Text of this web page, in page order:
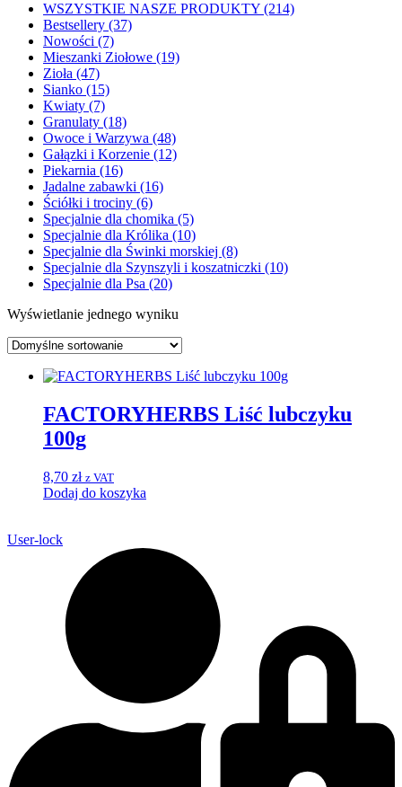
WSZYSTKIE NASZE PRODUKTY (214)
Bestsellery (37)
Nowości (7)
Mieszanki Ziołowe (19)
Zioła (47)
Sianko (15)
Kwiaty (7)
Granulaty (18)
Owoce i Warzywa (48)
Gałązki i Korzenie (12)
Piekarnia (16)
Jadalne zabawki (16)
Ściółki i trociny (6)
Specjalnie dla chomika (5)
Specjalnie dla Królika (10)
Specjalnie dla Świnki morskiej (8)
Specjalnie dla Szynszyli i koszatniczki (10)
Specjalnie dla Psa (20)
Wyświetlanie jednego wyniku
FACTORYHERBS Liść lubczyku
100g
8,70 zł z VAT
Dodaj do koszyka
User-lock